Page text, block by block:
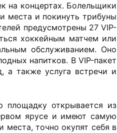
на концертах. Болельщики
места и покинуть трибуны
предусмотрены 27 VIP-
хоккейным матчем или
обслуживанием. Оно
напитков. В VIP-пакет
а также услуга встречи и
площадку открывается из
ярусе и имеют самую
места, точно окупят себя в